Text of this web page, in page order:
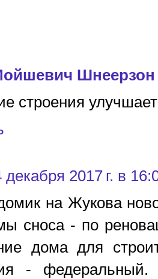
Шнеерзон
строения
декабря 2017 г. в
на Жукова
сноса - по
дома для
-